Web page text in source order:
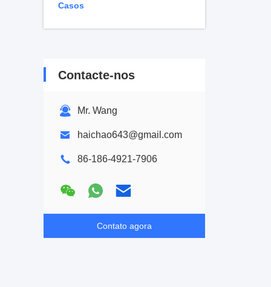
Casos
Contacte-nos
Mr. Wang
haichao643@gmail.com
86-186-4921-7906
Contato agora